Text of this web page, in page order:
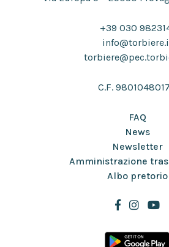
+39 030
C.F.
FAQ
News
Newsletter
Amministrazione
Albo pretorio